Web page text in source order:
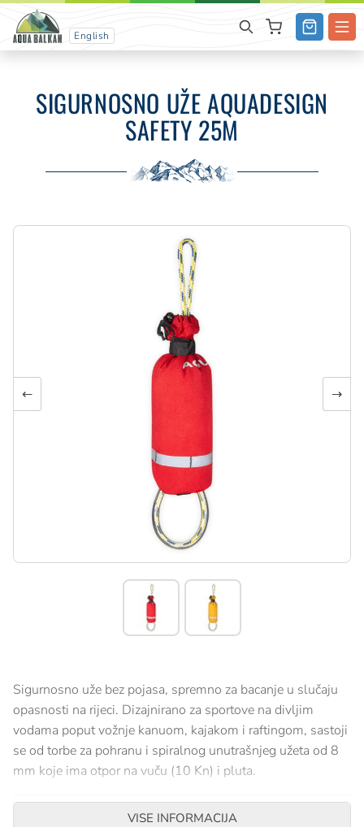
English
SIGURNOSNO UŽE AQUADESIGN
SAFETY 25M
← →
Sigurnosno uže bez pojasa, spremno za bacanje u slučaju
opasnosti na rijeci. Dizajnirano za sportove na divljim
vodama poput vožnje kanuom, kajakom i raftingom, sastoji
se od torbe za pohranu i spiralnog unutrašnjeg užeta od 8
mm koje ima otpor na vuču (10 Kn) i pluta.
VISE INFORMACIJA